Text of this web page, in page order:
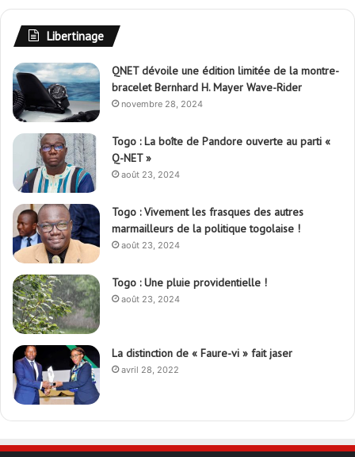
Libertinage
QNET dévoile une édition limitée de la montre-
bracelet Bernhard H. Mayer Wave-Rider
novembre 28, 2024
Togo : La boîte de Pandore ouverte au parti «
Q-NET »
août 23, 2024
Togo : Vivement les frasques des autres
marmailleurs de la politique togolaise !
août 23, 2024
Togo : Une pluie providentielle !
août 23, 2024
La distinction de « Faure-vi » fait jaser
avril 28, 2022